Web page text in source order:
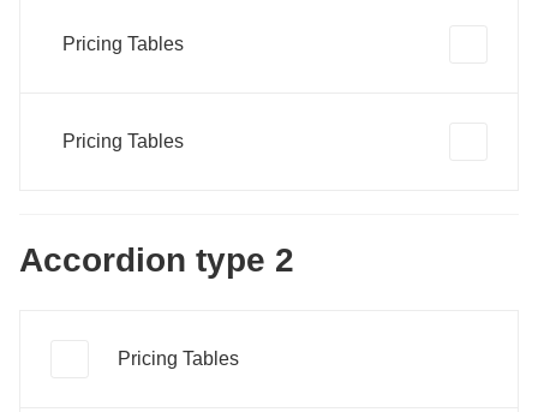
Pricing Tables
Pricing Tables
Accordion type 2
Pricing Tables